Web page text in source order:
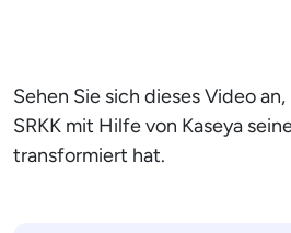
Sehen Sie sich dieses Video
SRKK mit Hilfe von Kaseya
transformiert hat.